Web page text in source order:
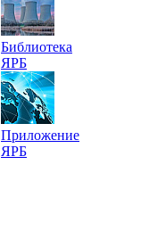
Библиотека
ЯРБ
Приложение
ЯРБ